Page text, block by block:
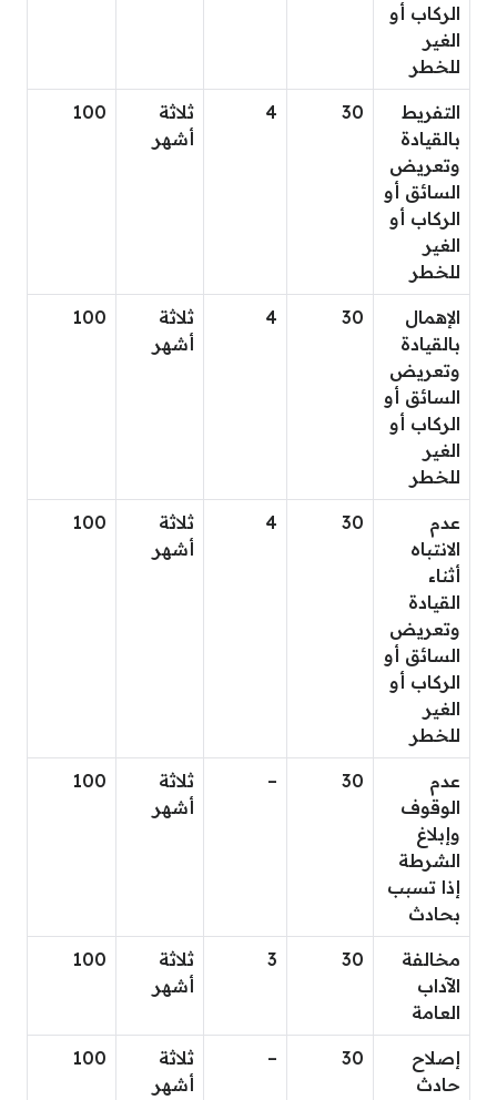
الركاب أو
الغير
للخطر
التفريط
بالقيادة
وتعريض
السائق أو
الركاب أو
الغير
للخطر
30
4
ثلاثة
أشهر
100
الإهمال
بالقيادة
وتعريض
السائق أو
الركاب أو
الغير
للخطر
30
4
ثلاثة
أشهر
100
عدم
الانتباه
أثناء
القيادة
وتعريض
السائق أو
الركاب أو
الغير
للخطر
30
4
ثلاثة
أشهر
100
عدم
الوقوف
وإبلاغ
الشرطة
إذا تسبب
بحادث
30
–
ثلاثة
أشهر
100
مخالفة
الآداب
العامة
30
3
ثلاثة
أشهر
100
إصلاح
حادث
30
–
ثلاثة
أشهر
100